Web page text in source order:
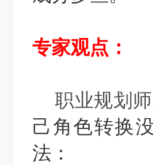
专家观点：
职业规划师
己角色转换
法：